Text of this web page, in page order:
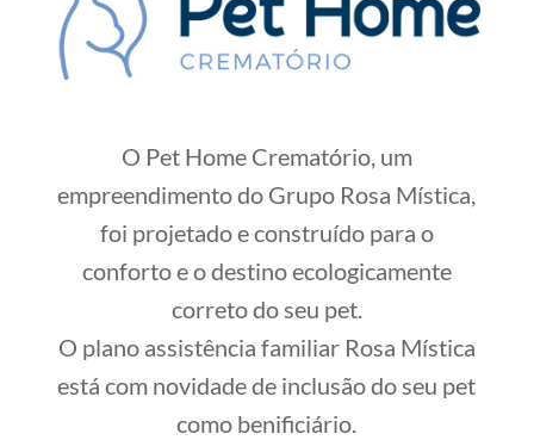
O Pet Home Crematório, um
empreendimento do Grupo Rosa Mística,
foi projetado e construído para o
conforto e o destino ecologicamente
correto do seu pet.
O plano assistência familiar Rosa Mística
está com novidade de inclusão do seu pet
como benificiário.